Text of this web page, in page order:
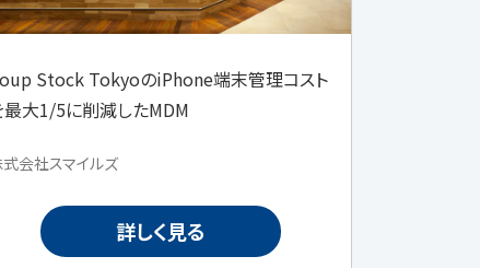
Stock TokyoのiPhone端末管理コスト
最大1/5に削減したMDM
会社スマイルズ
詳しく見る